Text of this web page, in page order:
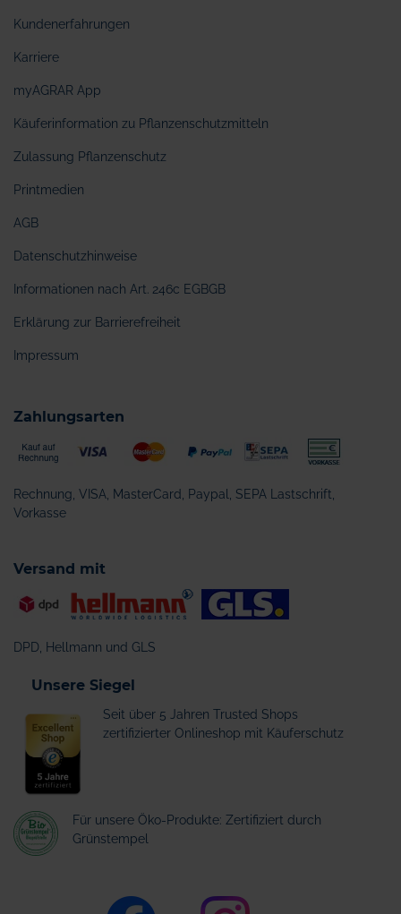
Kundenerfahrungen
Karriere
myAGRAR App
Käuferinformation zu Pflanzenschutzmitteln
Zulassung Pflanzenschutz
Printmedien
AGB
Datenschutzhinweise
Informationen nach Art. 246c EGBGB
Erklärung zur Barrierefreiheit
Impressum
Zahlungsarten
Rechnung, VISA, MasterCard, Paypal, SEPA Lastschrift,
Vorkasse
Versand mit
DPD, Hellmann und GLS
Unsere Siegel
Seit über 5 Jahren Trusted Shops
zertifizierter Onlineshop mit Käuferschutz
Für unsere Öko-Produkte: Zertifiziert durch
Grünstempel